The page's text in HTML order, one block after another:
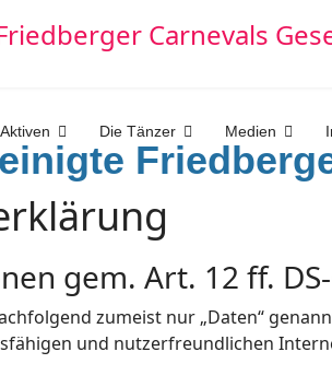
Die Tänzer Medien
gem. Art. 12 ff.
zumeist nur „Daten“
und nutzerfreundlichen